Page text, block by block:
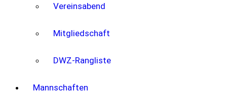
Vereinsabend
Mitgliedschaft
DWZ-Rangliste
Mannschaften